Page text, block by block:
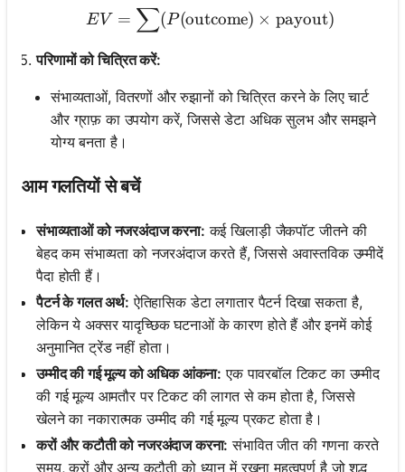
EV = \sum
EV = ∑(P(outcome) × payout)
परिणामों को चित्रित करें:
संभाव्यताओं, वितरणों और रुझानों को चित्रित करने के लिए चार्ट
और ग्राफ़ का उपयोग करें, जिससे डेटा अधिक सुलभ और समझने
योग्य बनता है।
आम गलतियों से बचें
संभाव्यताओं को नजरअंदाज करना: कई खिलाड़ी जैकपॉट जीतने की
बेहद कम संभाव्यता को नजरअंदाज करते हैं, जिससे अवास्तविक उम्मीदें
पैदा होती हैं।
पैटर्न के गलत अर्थ: ऐतिहासिक डेटा लगातार पैटर्न दिखा सकता है,
लेकिन ये अक्सर यादृच्छिक घटनाओं के कारण होते हैं और इनमें कोई
अनुमानित ट्रेंड नहीं होता।
उम्मीद की गई मूल्य को अधिक आंकना: एक पावरबॉल टिकट का उम्मीद
की गई मूल्य आमतौर पर टिकट की लागत से कम होता है, जिससे
खेलने का नकारात्मक उम्मीद की गई मूल्य प्रकट होता है।
करों और कटौती को नजरअंदाज करना: संभावित जीत की गणना करते
समय, करों और अन्य कटौती को ध्यान में रखना महत्वपूर्ण है जो शुद्ध